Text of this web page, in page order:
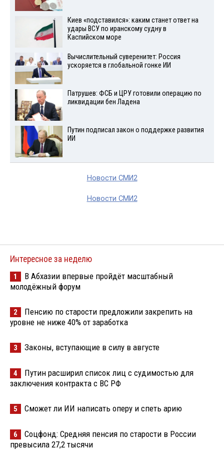
Киев «подставился»: каким станет ответ на
удары ВСУ по иранскому судну в
Каспийском море
Вычислительный суверенитет: Россия
ускоряется в глобальной гонке ИИ
Патрушев: ФСБ и ЦРУ готовили операцию по
ликвидации бен Ладена
Путин подписал закон о поддержке развития
ИИ
Новости СМИ2
Новости СМИ2
Интересное за неделю
1
В Абхазии впервые пройдёт масштабный
молодёжный форум
2
Пенсию по старости предложили закрепить на
уровне не ниже 40% от заработка
3 Законы, вступающие в силу в августе
4
Путин расширил список лиц с судимостью для
заключения контракта с ВС РФ
5 Сможет ли ИИ написать оперу и спеть арию
6
Соцфонд: Средняя пенсия по старости в России
превысила 27,2 тысячи